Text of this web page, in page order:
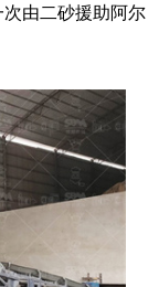
由二砂援助阿尔